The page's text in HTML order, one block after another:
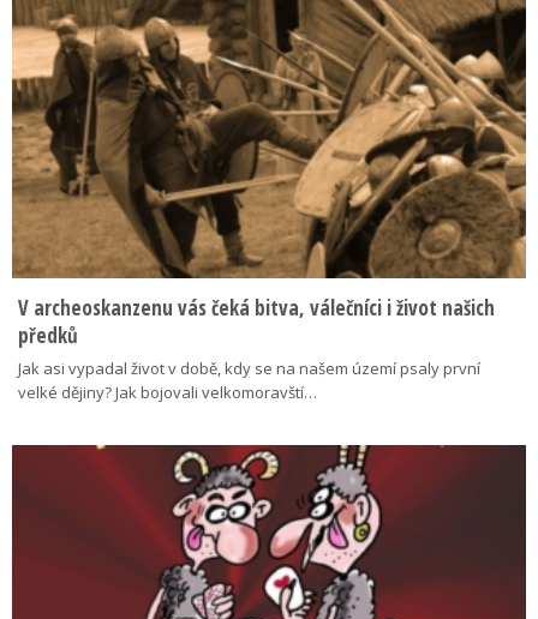
V archeoskanzenu vás čeká bitva, válečníci i život našich
předků
Jak asi vypadal život v době, kdy se na našem území psaly první
velké dějiny? Jak bojovali velkomoravští…